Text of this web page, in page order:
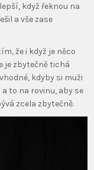
když řeknou na
a vše zase
že i když je něco
je zbytečně tichá
kdyby si muži
to na rovinu, aby se
zcela zbytečně.